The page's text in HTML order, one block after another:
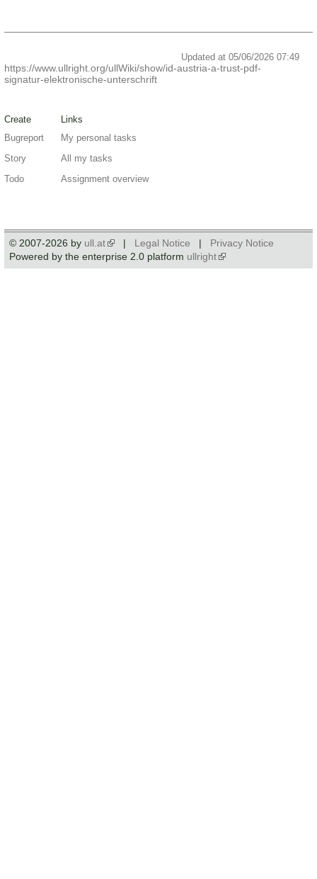
Updated at 05/06/2026 07:49
https://www.ullright.org/ullWiki/show/id-austria-a-trust-pdf-
signatur-elektronische-unterschrift
Create
Bugreport
Story
Todo
Links
My personal tasks
All my tasks
Assignment overview
© 2007-2026 by ull.at | Legal Notice | Privacy Notice
Powered by the enterprise 2.0 platform ullright